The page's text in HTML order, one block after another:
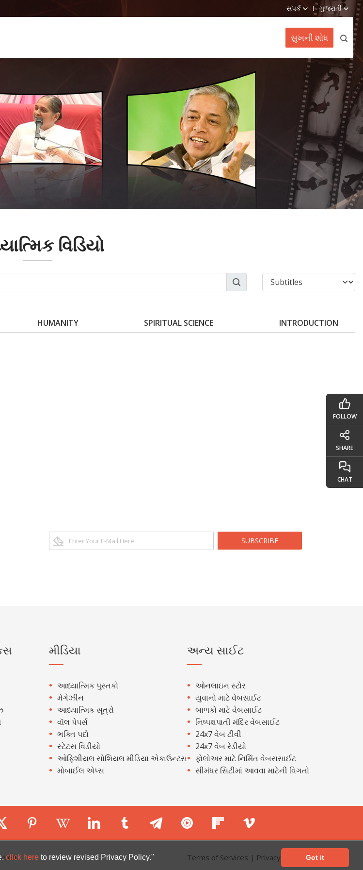
click here to review revised Privacy Policy." Got it
સંપર્ક ગુજરાતી
સુખની શોધ
વિડિયો
HUMANITY SPIRITUAL SCIENCE INTRODUCTION
SUBSCRIBE
મીડિયા
આધ્યાત્મિક પુસ્તકો
મેગેઝીન
આધ્યાત્મિક સૂત્રો
વૉલ પેપર્સ
ભક્તિ પદો
સ્ટેટસ વિડીયો
ઓફિશીયલ સોશિયલ મીડિયા એકાઉન્ટસ
મોબાઈલ એપ્સ
અન્ય સાઈટ
ઓનલાઇન સ્ટોર
યુવાનો માટે વેબસાઈટ
બાળકો માટે વેબસાઈટ
નિષ્પક્ષપાતી મંદિર વેબસાઈટ
24x7 વેબ ટીવી
24x7 વેબ રેડીયો
ફોલોઅર માટે નિર્મિત વેબસસાઈટ
સીમંધર સિટીમાં આવવા માટેની વિગતો
Terms of Services | Privacy Policy
FOLLOW
SHARE
CHAT